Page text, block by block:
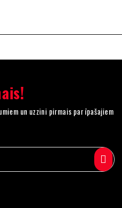
un uzzini pirmais par īpašajiem